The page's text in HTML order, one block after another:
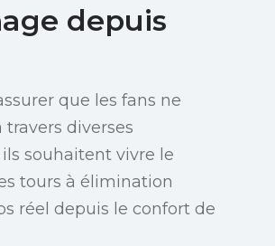
depuis
que les fans ne
diverses
souhaitent vivre le
tours à élimination
réel depuis le confort de